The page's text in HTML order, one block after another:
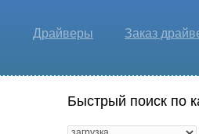
Драйверы Заказ
Быстрый поиск по